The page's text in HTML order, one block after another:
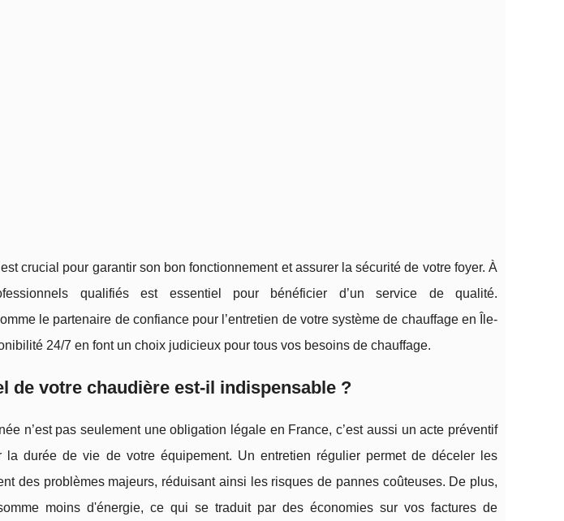
crucial pour garantir son bon fonctionnement et assurer la sécurité de votre foyer. À
qualifiés est essentiel pour bénéficier d’un service de qualité.
le partenaire de confiance pour l’entretien de votre système de chauffage en Île-
24/7 en font un choix judicieux pour tous vos besoins de chauffage.
de votre chaudière est-il indispensable ?
n’est pas seulement une obligation légale en France, c’est aussi un acte préventif
la durée de vie de votre équipement. Un entretien régulier permet de déceler les
des problèmes majeurs, réduisant ainsi les risques de pannes coûteuses. De plus,
moins d'énergie, ce qui se traduit par des économies sur vos factures de